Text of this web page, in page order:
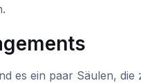
es ein paar Säulen,